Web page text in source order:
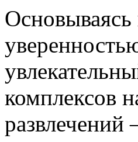
комплексов
развлечений